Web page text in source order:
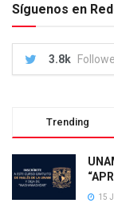
Síguenos en
3.8k
Trending
15